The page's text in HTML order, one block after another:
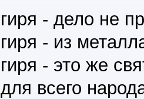
гиря - дело не
гиря - из
гиря - это же
для всего